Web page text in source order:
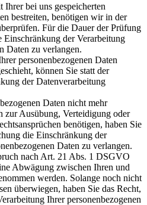
bei uns gespeicherten
bestreiten, benötigen wir in der
Für die Dauer der Prüfung
Einschränkung der Verarbeitung
Daten zu verlangen.
personenbezogenen Daten
können Sie statt der
der Datenverarbeitung
Daten nicht mehr
zur Ausübung, Verteidigung oder
benötigen, haben Sie
die Einschränkung der
Daten zu verlangen.
nach Art. 21 Abs. 1 DSGVO
Abwägung zwischen Ihren und
werden. Solange noch nicht
überwiegen, haben Sie das Recht,
Ihrer personenbezogenen